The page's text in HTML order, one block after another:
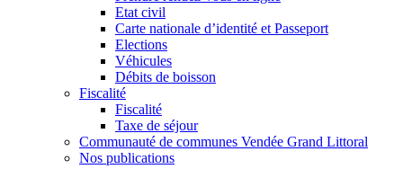
Etat civil
Carte nationale d’identité et Passeport
Elections
Véhicules
Débits de boisson
Fiscalité
Fiscalité
Taxe de séjour
Communauté de communes Vendée Grand Littoral
Nos publications